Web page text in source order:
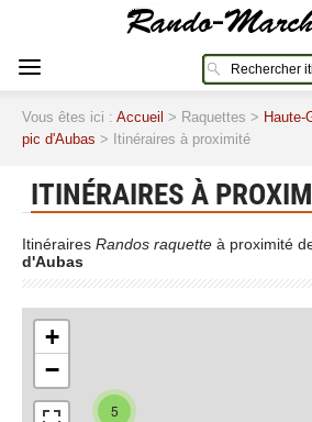
Vous êtes ici : Accueil > Raquettes > Haute-
pic d'Aubas > Itinéraires à proximité
ITINÉRAIRES À
Itinéraires Randos raquette à proximité
d'Aubas
5
+
−